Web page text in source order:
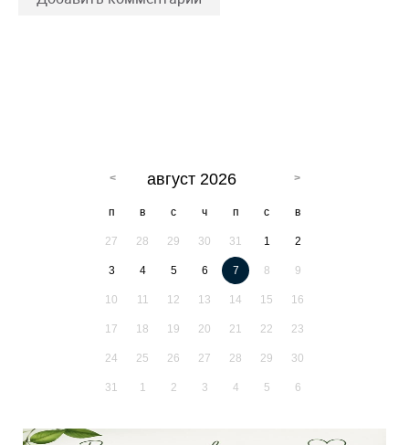
август 2026
п в с ч п с в
27 28 29 30 31 1 2
3 4 5 6 7 8 9
10 11 12 13 14 15 16
17 18 19 20 21 22 23
24 25 26 27 28 29 30
31 1 2 3 4 5 6